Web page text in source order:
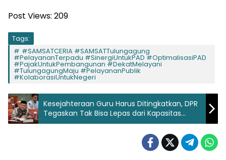
Post Views: 209
Tags:
#SAMSATCERIA #SAMSATTulungagung
#PelayananTerpadu #SinergiUntukPAD #OptimalisasiPAD
#PajakUntukPembangunan #DekatMelayani
#TulungagungMaju #PelayananPublik
#KolaborasiUntukNegeri
Kesejahteraan Guru Harus Ditingkatkan, DPR
Tegaskan Tak Bisa Lepas dari Kapasitas
Fiskal Negara